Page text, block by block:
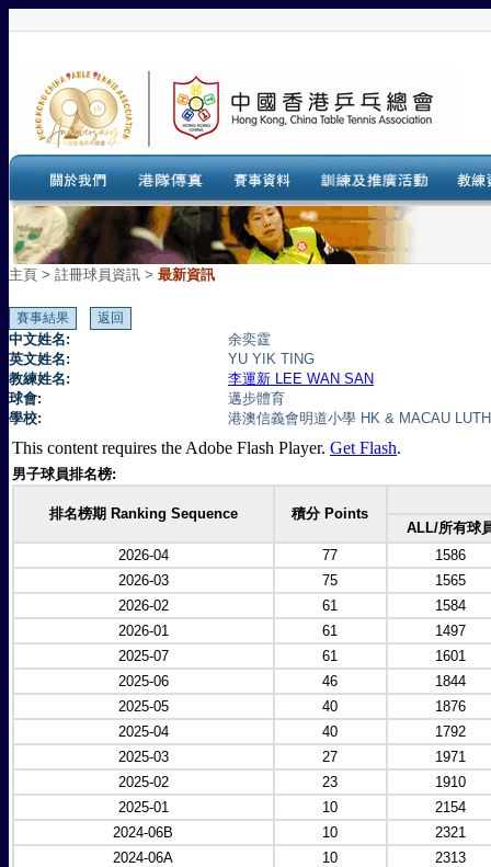
主頁 > 註冊球員資訊 > 最新資訊
中文姓名:
余奕霆
英文姓名:
YU YIK TING
教練姓名:
李運新 LEE WAN SAN
球會:
邁步體育
學校:
港澳信義會明道小學 HK & MACAU
This content requires the Adobe Flash Player. Get Flash.
男子球員排名榜:
排名榜期 Ranking Sequence
積分 Points
ALL/所有球
2026-04
77
1586
2026-03
75
1565
2026-02
61
1584
2026-01
61
1497
2025-07
61
1601
2025-06
46
1844
2025-05
40
1876
2025-04
40
1792
2025-03
27
1971
2025-02
23
1910
2025-01
10
2154
2024-06B
10
2321
2024-06A
10
2313